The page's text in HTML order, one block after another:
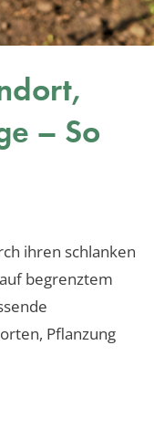
– So
ihren schlanken
begrenztem
Pflanzung